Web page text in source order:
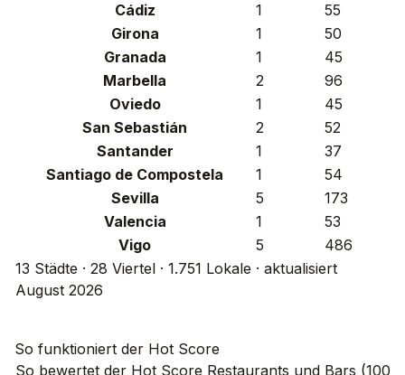
Cádiz
1
55
Girona
1
50
Granada
1
45
Marbella
2
96
Oviedo
1
45
San Sebastián
2
52
Santander
1
37
Santiago de Compostela
1
54
Sevilla
5
173
Valencia
1
53
Vigo
5
486
13 Städte · 28 Viertel · 1.751 Lokale · aktualisiert
August 2026
So funktioniert der Hot Score
So bewertet der Hot Score Restaurants und Bars (100